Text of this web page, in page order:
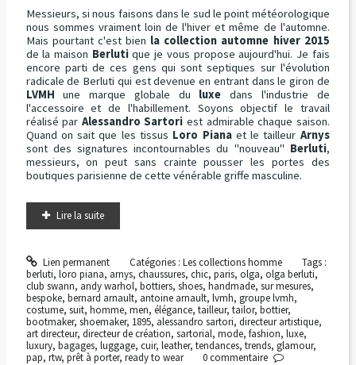
Messieurs, si nous faisons dans le sud le point météorologique
nous sommes vraiment loin de l'hiver et même de l'automne.
Mais pourtant c'est bien la collection automne hiver 2015
de la maison Berlutique je vous propose aujourd'hui. Je fais
encore parti de ces gens qui sont septiques sur l'évolution
radicale de Berluti qui est devenue en entrant dans le giron de
LVMH une marque globale du luxe dans l'industrie de
l'accessoire et de l'habillement. Soyons objectif le travail
réalisé par Alessandro Sartori est admirable chaque saison.
Quand on sait que les tissus Loro Pianaet le tailleur Arnys
sont des signatures incontournables du "nouveau" Berluti,
messieurs, on peut sans crainte pousser les portes des
boutiques parisienne de cette vénérable griffe masculine.
Lire la suite
Lien permanent Catégories : Les collections homme
Tags :
berluti, loro piana, arnys, chaussures, chic, paris, olga, olga berluti,
club swann, andy warhol, bottiers, shoes, handmade, sur mesures,
bespoke, bernard arnault, antoine arnault, lvmh, groupe lvmh,
costume, suit, homme, men, élégance, tailleur, tailor, bottier,
bootmaker, shoemaker, 1895, alessandro sartori, directeur artistique,
art directeur, directeur de création, sartorial, mode, fashion, luxe,
luxury, bagages, luggage, cuir, leather, tendances, trends, glamour,
pap, rtw, prêt à porter, ready to wear 0commentaire